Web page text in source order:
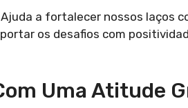
a fortalecer nossos laços
os desafios com
Uma Atitude